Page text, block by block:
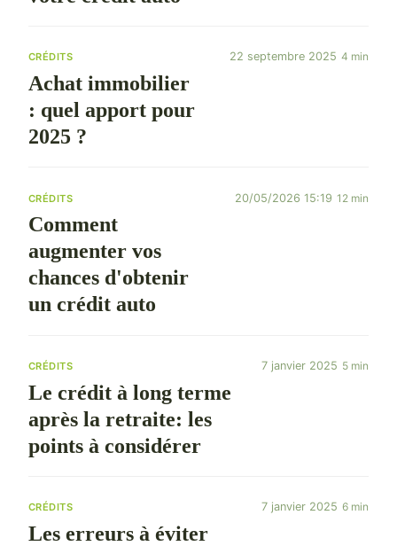
CRÉDITS
Achat immobilier
: quel apport pour
2025 ?
22 septembre 2025 4 min
CRÉDITS
Comment
augmenter vos
chances d'obtenir
un crédit auto
20/05/2026 15:19 12 min
CRÉDITS
Le crédit à long terme
après la retraite: les
points à considérer
7 janvier 2025 5 min
CRÉDITS
Les erreurs à éviter
7 janvier 2025 6 min